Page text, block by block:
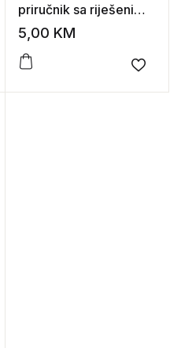
to wishlist
priručnik sa riješenim
primjerima
5,00 KM
Add